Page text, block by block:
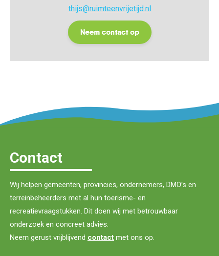
thijs@ruimteenvrijetijd.nl
Neem contact op
Contact
Wij helpen gemeenten, provincies, ondernemers, DMO’s en
terreinbeheerders met al hun toerisme- en
recreatievraagstukken. Dit doen wij met betrouwbaar
onderzoek en concreet advies.
Neem gerust vrijblijvend contact met ons op.